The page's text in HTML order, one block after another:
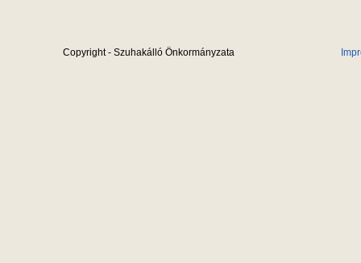
Copyright - Szuhakálló Önkormányzata